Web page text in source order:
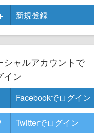
新規登録
シャルアカウントで
イン
Facebookでログイン
Twitterでログイン